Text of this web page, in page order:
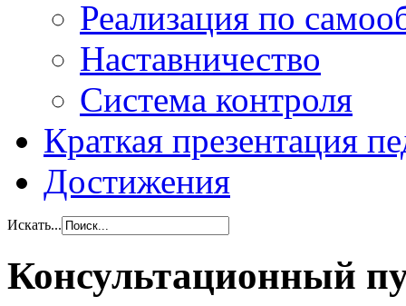
Реализация по
Наставничество
Система контроля
Краткая презентация
Достижения
Искать...
Консультационный